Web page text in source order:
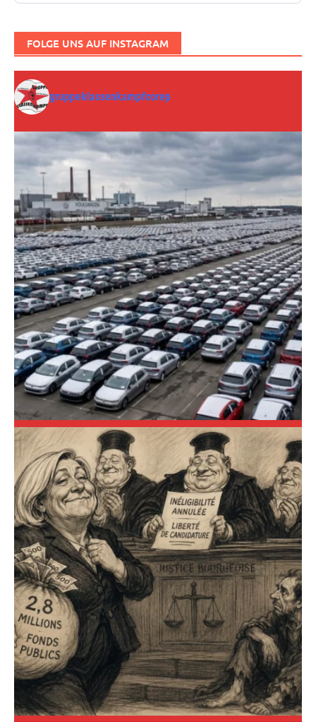
FOLGE UNS AUF INSTAGRAM
gruppeklassenkampfcorep